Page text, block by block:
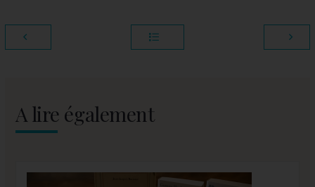
A lire également